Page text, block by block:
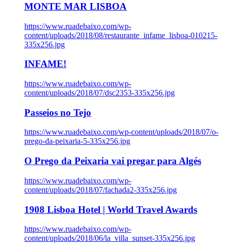
MONTE MAR LISBOA
https://www.ruadebaixo.com/wp-
content/uploads/2018/08/restaurante_infame_lisboa-010215-
335x256.jpg
INFAME!
https://www.ruadebaixo.com/wp-
content/uploads/2018/07/dsc2353-335x256.jpg
Passeios no Tejo
https://www.ruadebaixo.com/wp-content/uploads/2018/07/o-
prego-da-peixaria-5-335x256.jpg
O Prego da Peixaria vai pregar para Algés
https://www.ruadebaixo.com/wp-
content/uploads/2018/07/fachada2-335x256.jpg
1908 Lisboa Hotel | World Travel Awards
https://www.ruadebaixo.com/wp-
content/uploads/2018/06/la_villa_sunset-335x256.jpg